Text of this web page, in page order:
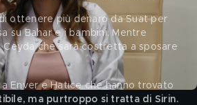
ottenere più denaro da Suat per
su Bahar e i bambini. Mentre
Ceyda che sarà costretta a sposare
Enver e Hatice che hanno trovato
ma purtroppo si tratta di Sirin.